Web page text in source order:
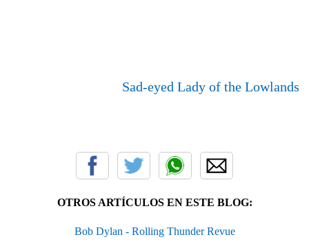
Sad-eyed Lady of the Lowlands
OTROS ARTÍCULOS EN ESTE BLOG:
Bob Dylan - Rolling Thunder Revue